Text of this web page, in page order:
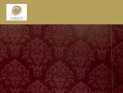
Skip to content